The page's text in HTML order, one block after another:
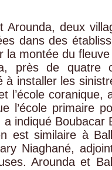
Arounda, deux
dans des
la montée du
près de quatre
à installer les
l’école
l’école primaire
a indiqué Boubacar
est similaire à
Niaghané,
Arounda et